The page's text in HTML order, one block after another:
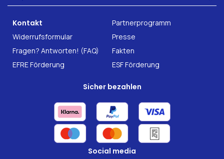
Forschung
INTEST.pro
Nahrungsergänzung
Kontakt
Partnerprogramm
Widerrufsformular
Presse
Fragen? Antworten! (FAQ)
Fakten
EFRE Förderung
ESF Förderung
Sicher bezahlen
Social media